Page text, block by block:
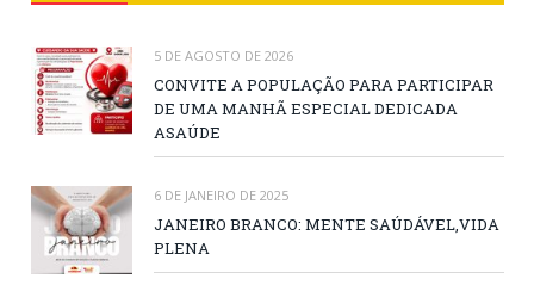
5 DE AGOSTO DE 2026
CONVITE A POPULAÇÃO PARA PARTICIPAR
DE UMA MANHÃ ESPECIAL DEDICADA
ASAÚDE
6 DE JANEIRO DE 2025
JANEIRO BRANCO: MENTE SAÚDÁVEL,VIDA
PLENA